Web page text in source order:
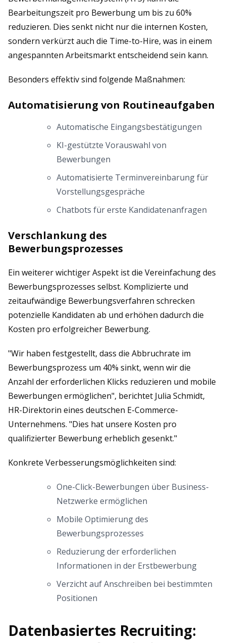
Bearbeitungszeit pro Bewerbung um bis zu 60%
reduzieren. Dies senkt nicht nur die internen Kosten,
sondern verkürzt auch die Time-to-Hire, was in einem
angespannten Arbeitsmarkt entscheidend sein kann.
Besonders effektiv sind folgende Maßnahmen:
Automatisierung von Routineaufgaben
Automatische Eingangsbestätigungen
KI-gestützte Vorauswahl von
Bewerbungen
Automatisierte Terminvereinbarung für
Vorstellungsgespräche
Chatbots für erste Kandidatenanfragen
Verschlankung des
Bewerbungsprozesses
Ein weiterer wichtiger Aspekt ist die Vereinfachung des
Bewerbungsprozesses selbst. Komplizierte und
zeitaufwändige Bewerbungsverfahren schrecken
potenzielle Kandidaten ab und erhöhen dadurch die
Kosten pro erfolgreicher Bewerbung.
"Wir haben festgestellt, dass die Abbruchrate im
Bewerbungsprozess um 40% sinkt, wenn wir die
Anzahl der erforderlichen Klicks reduzieren und mobile
Bewerbungen ermöglichen", berichtet Julia Schmidt,
HR-Direktorin eines deutschen E-Commerce-
Unternehmens. "Dies hat unsere Kosten pro
qualifizierter Bewerbung erheblich gesenkt."
Konkrete Verbesserungsmöglichkeiten sind:
One-Click-Bewerbungen über Business-
Netzwerke ermöglichen
Mobile Optimierung des
Bewerbungsprozesses
Reduzierung der erforderlichen
Informationen in der Erstbewerbung
Verzicht auf Anschreiben bei bestimmten
Positionen
Datenbasiertes Recruiting: